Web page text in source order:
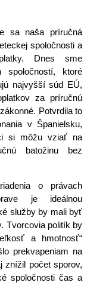
sa naša príručná
spoločnosti a
Dnes sme
spoločností, ktoré
najvyšší súd EÚ,
za príručnú
Potvrdila to
v Španielsku,
si môžu vziať na
batožinu bez
o právach
je ideálnou
služby by mali byť
Tvorcovia politík by
a hmotnosť“
prekvapeniam na
znížil počet sporov,
spoločnosti čas a